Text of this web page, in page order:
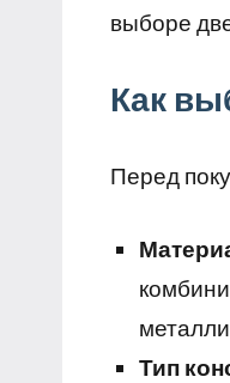
выборе
Как
Перед
Тип